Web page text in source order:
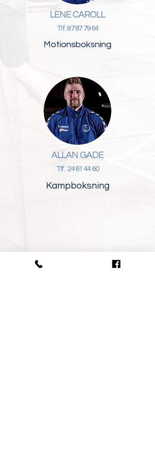
LENE CAROLL
Tlf. 87 87 79 64
Motionsboksning
ALLAN GADE
Tlf. 24 61 44 60
Kampboksning